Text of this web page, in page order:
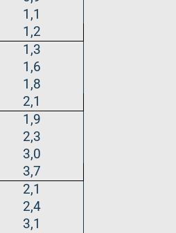
1,1
1,2
1,3
1,6
1,8
2,1
1,9
2,3
3,0
3,7
2,1
2,4
3,1